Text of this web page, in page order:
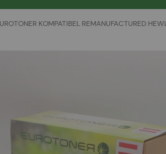
KOMPATIBEL REMANUFACTURED